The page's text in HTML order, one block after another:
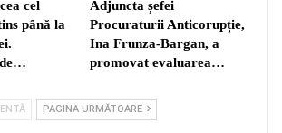
cel
până la
Adjuncta șefei
Procuraturii Anticorupție,
Ina Frunza-Bargan, a
promovat evaluarea…
PAGINA URMĂTOARE